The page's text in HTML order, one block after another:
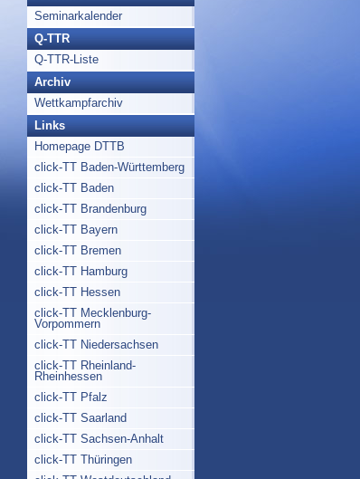
Seminarkalender
Q-TTR
Q-TTR-Liste
Archiv
Wettkampfarchiv
Links
Homepage DTTB
click-TT Baden-Württemberg
click-TT Baden
click-TT Brandenburg
click-TT Bayern
click-TT Bremen
click-TT Hamburg
click-TT Hessen
click-TT Mecklenburg-
Vorpommern
click-TT Niedersachsen
click-TT Rheinland-
Rheinhessen
click-TT Pfalz
click-TT Saarland
click-TT Sachsen-Anhalt
click-TT Thüringen